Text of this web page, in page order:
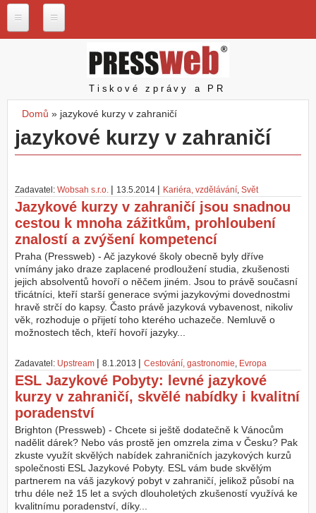
P
e
b
.
c
N
a
š
e
s
l
u
ž
b
y
Z
l
o
ž
i
t
ú
č
e
t
Pressweb
Tiskové zprávy a PR
Jste zde
Domů » jazykové kurzy v zahraničí
jazykové kurzy v zahraničí
Zadavatel: Wobsah s.r.o. | 13.5.2014 | Kariéra, vzdělávání, Svět
Jazykové kurzy v zahraničí jsou snadnou
cestou k mnoha zážitkům, prohloubení
znalostí a zvýšení kompetencí
Praha (Pressweb) - Ač jazykové školy obecně byly dříve
vnímány jako draze zaplacené prodloužení studia, zkušenosti
jejich absolventů hovoří o něčem jiném. Jsou to právě současní
třicátníci, kteří starší generace svými jazykovými dovednostmi
hravě strčí do kapsy. Často právě jazyková vybavenost, nikoliv
věk, rozhoduje o přijetí toho kterého uchazeče. Nemluvě o
možnostech těch, kteří hovoří jazyky...
Zadavatel: Upstream | 8.1.2013 | Cestování, gastronomie, Evropa
ESL Jazykové Pobyty: levné jazykové
kurzy v zahraničí, skvělé nabídky i kvalitní
poradenství
Brighton (Pressweb) - Chcete si ještě dodatečně k Vánocům
nadělit dárek? Nebo vás prostě jen omzrela zima v Česku? Pak
zkuste využít skvělých nabídek zahraničních jazykových kurzů
společnosti ESL Jazykové Pobyty. ESL vám bude skvělým
partnerem na váš jazykový pobyt v zahraničí, jelikož působí na
trhu déle než 15 let a svých dlouholetých zkušeností využívá ke
kvalitnímu poradenství, díky...